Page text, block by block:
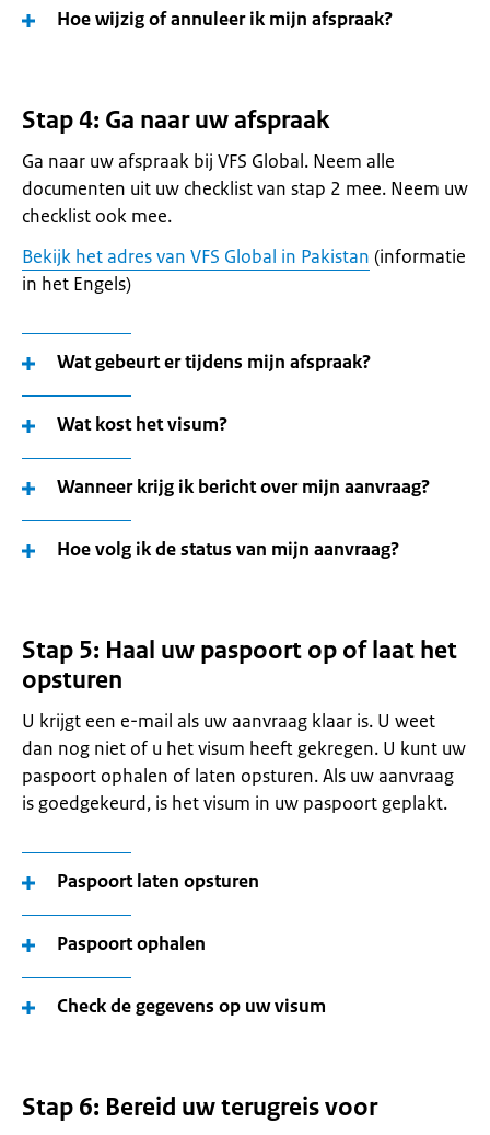
Hoe wijzig of annuleer ik mijn afspraak?
Stap 4: Ga naar uw afspraak
Ga naar uw afspraak bij VFS Global. Neem alle
documenten uit uw checklist van stap 2 mee. Neem uw
checklist ook mee.
Bekijk het adres van VFS Global in Pakistan (informatie
in het Engels)
Wat gebeurt er tijdens mijn afspraak?
Wat kost het visum?
Wanneer krijg ik bericht over mijn aanvraag?
Hoe volg ik de status van mijn aanvraag?
Stap 5: Haal uw paspoort op of laat het
opsturen
U krijgt een e-mail als uw aanvraag klaar is. U weet
dan nog niet of u het visum heeft gekregen. U kunt uw
paspoort ophalen of laten opsturen. Als uw aanvraag
is goedgekeurd, is het visum in uw paspoort geplakt.
Paspoort laten opsturen
Paspoort ophalen
Check de gegevens op uw visum
Stap 6: Bereid uw terugreis voor